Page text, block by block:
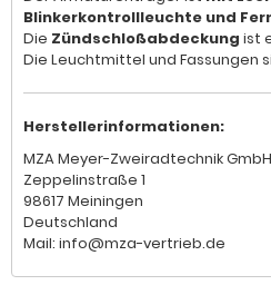
Blinkerkontrollleuchte und
Die Zündschloßabdeckung ist
Die Leuchtmittel und Fassungen
Herstellerinformationen:
MZA Meyer-Zweiradtechnik GmbH
Zeppelinstraße 1
98617 Meiningen
Deutschland
Mail: info@mza-vertrieb.de